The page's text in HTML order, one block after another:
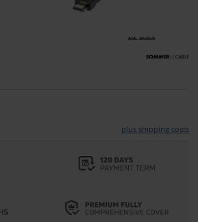
plus shipping costs